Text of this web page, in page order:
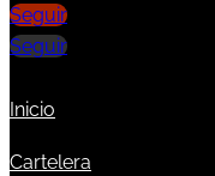
Seguir
Seguir
Inicio
Cartelera